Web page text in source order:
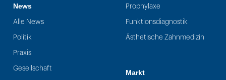
News
Alle News
Politik
Praxis
Gesellschaft
Prophylaxe
Funktionsdiagnostik
Ästhetische Zahnmedizin
Markt